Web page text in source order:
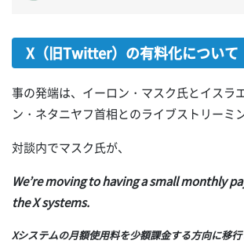
X（旧Twitter）の有料化について
事の発端は、イーロン・マスク氏とイスラ
ン・ネタニヤフ首相とのライブストリーミ
対談内でマスク氏が、
We’re moving to having a small monthly
the X systems.
Xシステムの月額使用料を少額課金する方向に移